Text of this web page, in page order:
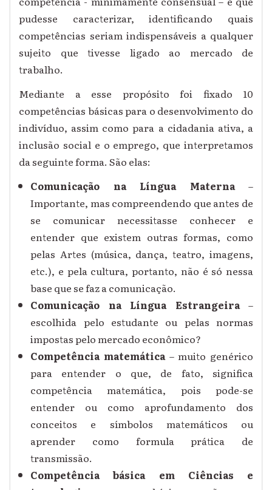
pudesse caracterizar, identificando quais
competências seriam indispensáveis a qualquer
sujeito que tivesse ligado ao mercado de
trabalho.
Mediante a esse propósito foi fixado 10
competências básicas para o desenvolvimento do
indivíduo, assim como para a cidadania ativa, a
inclusão social e o emprego, que interpretamos
da seguinte forma. São elas:
Comunicação na Língua Materna–
Importante, mas compreendendo que antes de
se comunicar necessitasse conhecer e
entender que existem outras formas, como
pelas Artes (música, dança, teatro, imagens,
etc.), e pela cultura, portanto, não é só nessa
base que se faz a comunicação.
Comunicação na Língua Estrangeira–
escolhida pelo estudante ou pelas normas
impostas pelo mercado econômico?
Competência matemática– muito genérico
para entender o que, de fato, significa
competência matemática, pois pode-se
entender ou como aprofundamento dos
conceitos e símbolos matemáticos ou
aprender como formula prática de
transmissão.
Competência básica em Ciências e